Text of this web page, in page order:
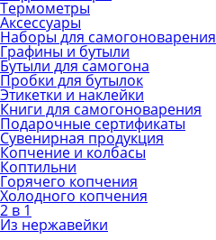
Термометры
Аксессуары
Наборы для самогоноварения
Графины и бутыли
Бутыли для самогона
Пробки для бутылок
Этикетки и наклейки
Книги для самогоноварения
Подарочные сертификаты
Сувенирная продукция
Копчение и колбасы
Коптильни
Горячего копчения
Холодного копчения
2 в 1
Из нержавейки